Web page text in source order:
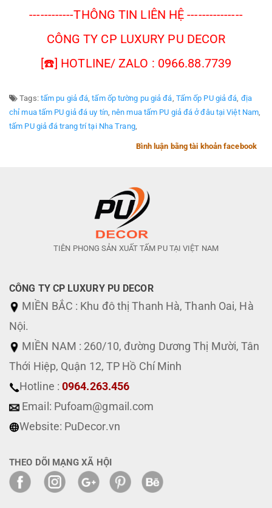
------------THÔNG TIN LIÊN HỆ ---------------
CÔNG TY CP LUXURY PU DECOR
[☎️] HOTLINE/ ZALO : 0966.88.7739
Tags: tấm pu giả đá,tấm ốp tường pu giả đá, Tấm ốp PU giả đá, địa
chỉ mua tấm PU giả đá uy tín,nên mua tấm PU giả đá ở đâu tại Việt Nam,
tấm PU giả đá trang trí tại Nha Trang,
Bình luận bằng tài khoản facebook
TIÊN PHONG SẢN XUẤT TẤM PU TẠI VIỆT NAM
CÔNG TY CP LUXURY PU DECOR
MIỀN BẮC : Khu đô thị Thanh Hà, Thanh Oai, Hà
Nội.
MIỀN NAM : 260/10, đường Dương Thị Mười, Tân
Thới Hiệp, Quận 12, TP Hồ Chí Minh
Hotline : 0964.263.456
Email: Pufoam@gmail.com
Website: PuDecor.vn
THEO DÕI MẠNG XÃ HỘI